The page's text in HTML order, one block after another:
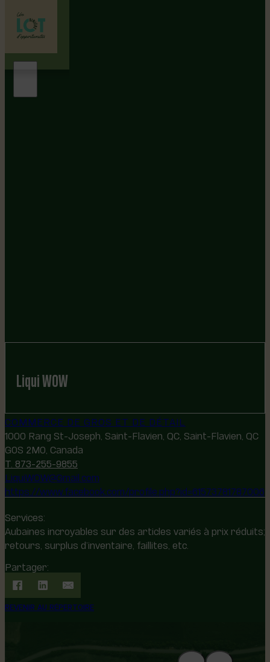
Liqui WOW
COMMERCE DE GROS ET DE DÉTAIL
1000 Rang St-Joseph, Saint-Flavien, QC, Saint-Flavien, QC
G0S 2M0, Canada
T. 873-255-9855
LiquiWOW@Gmail.com
https://www.facebook.com/profile.php?id=61573781787006
Services:
Aubaines incroyables sur des articles variés à prix réduits;
retours, surplus d’inventaire, faillites, etc.
Partager:
REVENIR AU RÉPERTOIRE